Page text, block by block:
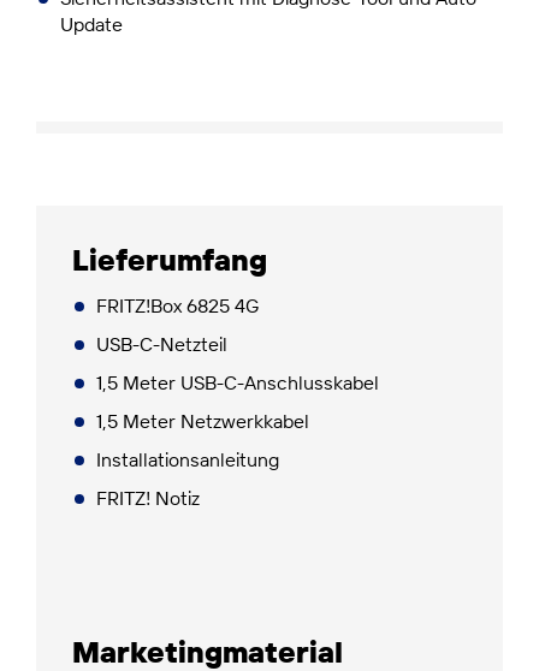
Update
Lieferumfang
FRITZ!Box 6825 4G
USB-C-Netzteil
1,5 Meter USB-C-Anschlusskabel
1,5 Meter Netzwerkkabel
Installationsanleitung
FRITZ! Notiz
Marketingmaterial